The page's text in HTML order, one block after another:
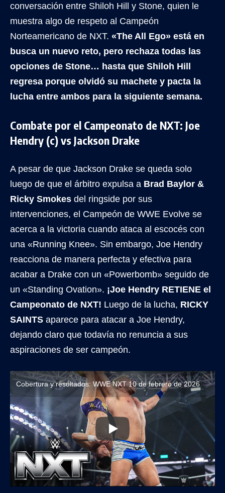
conversación entre Shiloh Hill y Stone, quien le
muestra algo de respeto al Campeón
Norteamericano de NXT. «The All Ego» está en
busca un nuevo reto, pero rechaza todas las
opciones de Stone… hasta que Shiloh Hill
regresa porque olvidó su machete y pacta la
lucha entre ambos para la siguiente semana.
Combate por el Campeonato de NXT: Joe
Hendry (c) vs Jackson Drake
A pesar de que Jackson Drake se queda solo
luego de que el árbitro expulsa a Brad Baylor &
Ricky Smokes del ringside por sus
intervenciones, el Campeón de WWE Evolve se
acerca a la victoria cuando ataca al escocés con
una «Running Knee». Sin embargo, Joe Hendry
reacciona de manera perfecta y efectiva para
acabar a Drake con un «Powerbomb» seguido de
un «Standing Ovation». ¡Joe Hendry RETIENE el
Campeonato de NXT! Luego de la lucha, RICKY
SAINTS aparece para atacar a Joe Hendry,
dejando claro que todavía no renuncia a sus
aspiraciones de ser campeón.
Cobertura y resultados: WWE NXT 10 de febrero de 2026